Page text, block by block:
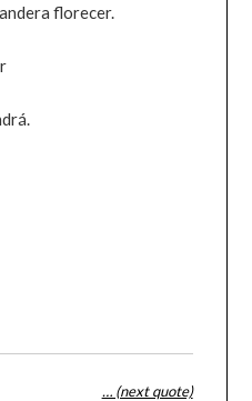
florecer.
… (next quote)